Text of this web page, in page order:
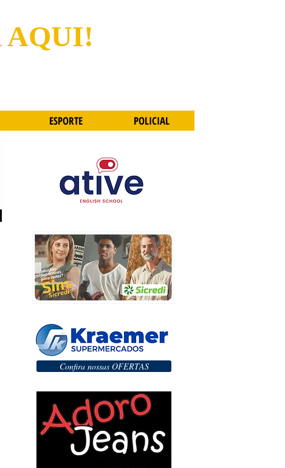
AQUI!
Confira nossas OFERTAS
ESPORTE POLICIAL